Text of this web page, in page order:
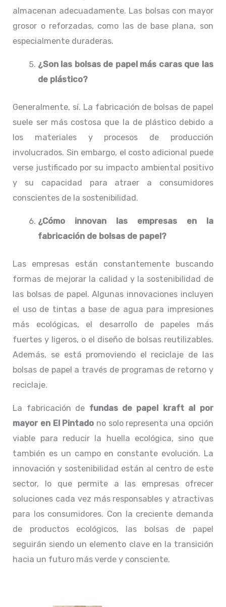
almacenan adecuadamente. Las bolsas con mayor
grosor o reforzadas, como las de base plana, son
especialmente duraderas.
¿Son las bolsas de papel más caras que las
de plástico?
Generalmente, sí. La fabricación de bolsas de papel
suele ser más costosa que la de plástico debido a
los materiales y procesos de producción
involucrados. Sin embargo, el costo adicional puede
verse justificado por su impacto ambiental positivo
y su capacidad para atraer a consumidores
conscientes de la sostenibilidad.
¿Cómo innovan las empresas en la
fabricación de bolsas de papel?
Las empresas están constantemente buscando
formas de mejorar la calidad y la sostenibilidad de
las bolsas de papel. Algunas innovaciones incluyen
el uso de tintas a base de agua para impresiones
más ecológicas, el desarrollo de papeles más
fuertes y ligeros, o el diseño de bolsas reutilizables.
Además, se está promoviendo el reciclaje de las
bolsas de papel a través de programas de retorno y
reciclaje.
La fabricación de fundas de papel kraft al por
mayor en El Pintado no solo representa una opción
viable para reducir la huella ecológica, sino que
también es un campo en constante evolución. La
innovación y sostenibilidad están al centro de este
sector, lo que permite a las empresas ofrecer
soluciones cada vez más responsables y atractivas
para los consumidores. Con la creciente demanda
de productos ecológicos, las bolsas de papel
seguirán siendo un elemento clave en la transición
hacia un futuro más verde y consciente.